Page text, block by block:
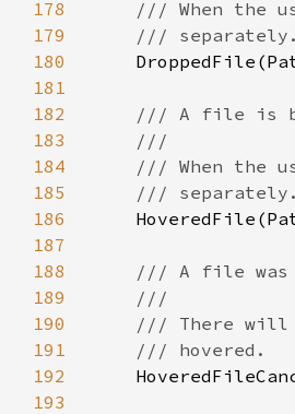
178
179
180
181
182
183
184
185
186
187
188
189
190
191
192
193